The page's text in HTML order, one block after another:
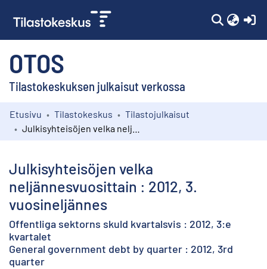
OTOS
Tilastokeskuksen julkaisut verkossa
Kokoelmat
Etusivu Tilastokeskus
Tilastojulkaisut
Julkisyhteisöjen velka
neljännesvuosittain : 2012, 3.
vuosineljännes
Offentliga sektorns skuld kvartalsvis : 2012, 3:e
kvartalet
General government debt by quarter : 2012, 3rd
quarter